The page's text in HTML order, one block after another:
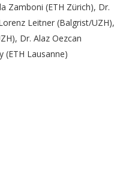
Zamboni (ETH Zürich), Dr.
Leitner (Balgrist/UZH),
Dr. Alaz Oezcan
(ETH Lausanne)